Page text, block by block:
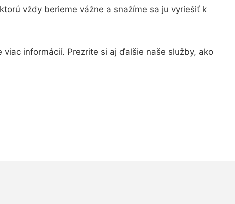
vždy berieme vážne a snažíme sa ju vyriešiť k
informácií. Prezrite si aj ďalšie naše služby, ako